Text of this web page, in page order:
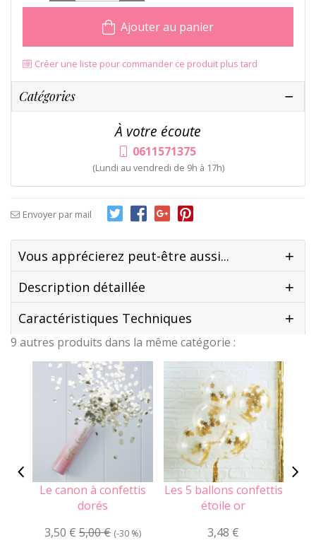
Ajouter au panier
Créer une liste pour commander ce produit plus tard
Catégories
À votre écoute
0611571375
(Lundi au vendredi de 9h à 17h)
Envoyer par mail
Vous apprécierez peut-être aussi...
Description détaillée
Caractéristiques Techniques
9 autres produits dans la même catégorie :
Le canon à confettis
dorés
3,50 € 5,00 € (-30 %)
Les 5 ballons confettis
étoile or
3,48 €